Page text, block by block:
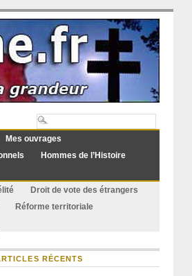
Mes ouvrages
Hommes de l’Histoire
Droit de vote des étrangers
Réforme territoriale
RÉCENTS